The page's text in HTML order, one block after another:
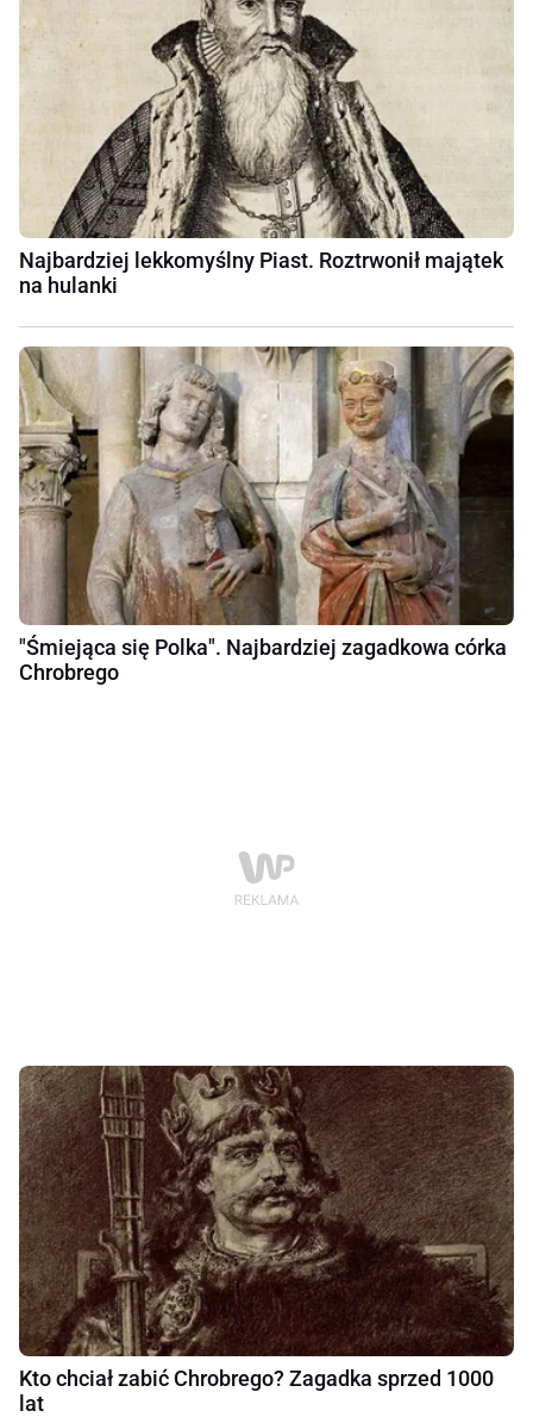
Najbardziej lekkomyślny Piast. Roztrwonił majątek
na hulanki
"Śmiejąca się Polka". Najbardziej zagadkowa córka
Chrobrego
Kto chciał zabić Chrobrego? Zagadka sprzed 1000
lat